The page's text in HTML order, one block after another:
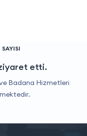
etti.
Badana Hizmetleri